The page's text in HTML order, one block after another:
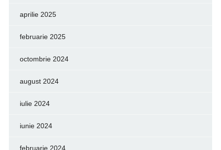
aprilie 2025
februarie 2025
octombrie 2024
august 2024
iulie 2024
iunie 2024
februarie 2024